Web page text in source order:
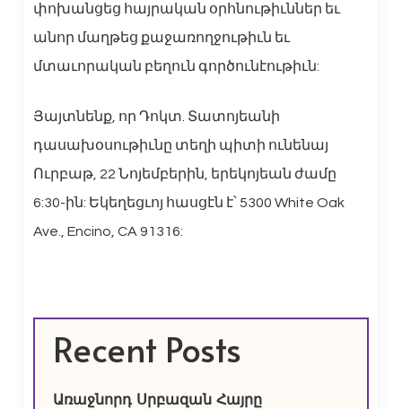
փոխանցեց հայրական օրհնութիւններ եւ
անոր մաղթեց քաջառողջութիւն եւ
մտաւորական բեղուն գործունէութիւն:
Յայտնենք, որ Դոկտ. Տատոյեանի
դասախօսութիւնը տեղի պիտի ունենայ
Ուրբաթ, 22 Նոյեմբերին, երեկոյեան ժամը
6:30-ին: Եկեղեցւոյ հասցէն է՝ 5300 White Oak
Ave., Encino, CA 91316:
Recent Posts
Առաջնորդ Սրբազան Հայրը